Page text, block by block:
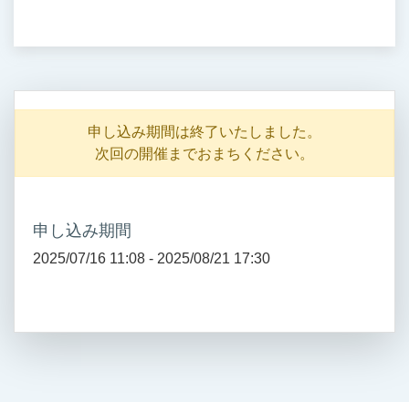
申し込み期間は終了いたしました。
次回の開催までおまちください。
申し込み期間
2025/07/16 11:08 - 2025/08/21 17:30